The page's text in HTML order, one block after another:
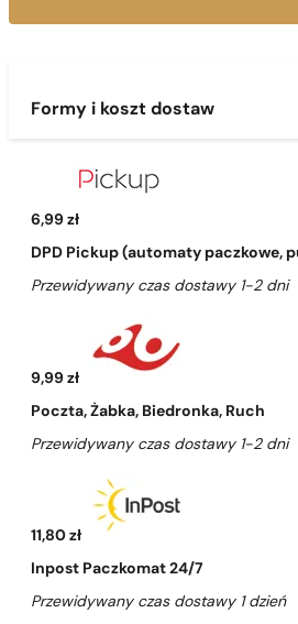
Formy i koszt dostaw
6,99 zł
DPD Pickup (automaty paczkowe,
Przewidywany czas dostawy 1-2 dni
9,99 zł
Poczta, Żabka, Biedronka, Ruch
Przewidywany czas dostawy 1-2 dni
11,80 zł
Inpost Paczkomat 24/7
Przewidywany czas dostawy 1 dzień